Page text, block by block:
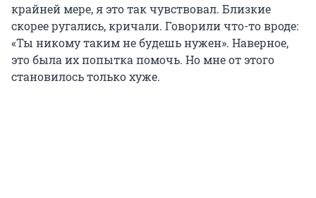
крайней мере, я это так чувствовал. Близкие
скорее ругались, кричали. Говорили что-то вроде:
«Ты никому таким не будешь нужен». Наверное,
это была их попытка помочь. Но мне от этого
становилось только хуже.